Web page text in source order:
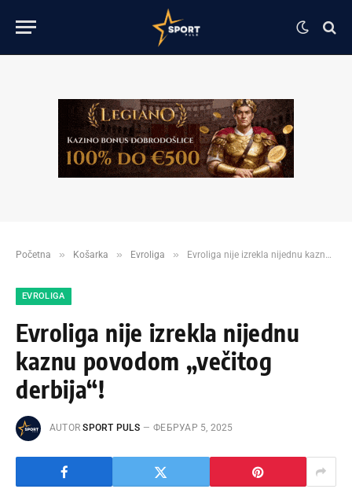
Početna » Košarka » Evroliga » Evroliga nije izrekla nijednu kaznu povodom „večitog derbija“!
EVROLIGA
Evroliga nije izrekla nijednu
kaznu povodom „večitog
derbija“!
AUTOR SPORT PULS ФЕБРУАР 5, 2025